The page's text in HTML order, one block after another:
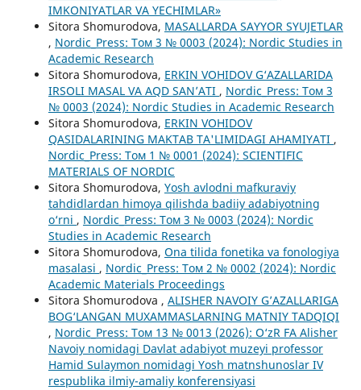
IMKONIYATLAR VA YECHIMLAR»
Sitora Shomurodova, MASALLARDA SAYYOR SYUJETLAR
, Nordic_Press: Том 3 № 0003 (2024): Nordic Studies in
Academic Research
Sitora Shomurodova, ERKIN VOHIDOV G‘AZALLARIDA
IRSOLI MASAL VA AQD SAN’ATI , Nordic_Press: Том 3
№ 0003 (2024): Nordic Studies in Academic Research
Sitora Shomurodova, ERKIN VOHIDOV
QASIDALARINING MAKTAB TA'LIMIDAGI AHAMIYATI ,
Nordic_Press: Том 1 № 0001 (2024): SCIENTIFIC
MATERIALS OF NORDIC
Sitora Shomurodova, Yosh avlodni mafkuraviy
tahdidlardan himoya qilishda badiiy adabiyotning
o‘rni , Nordic_Press: Том 3 № 0003 (2024): Nordic
Studies in Academic Research
Sitora Shomurodova, Ona tilida fonetika va fonologiya
masalasi , Nordic_Press: Том 2 № 0002 (2024): Nordic
Academic Materials Proceedings
Sitora Shomurodova , ALISHER NAVOIY G’AZALLARIGA
BOG‘LANGAN MUXAMMASLARNING MATNIY TADQIQI
, Nordic_Press: Том 13 № 0013 (2026): O‘zR FA Alisher
Navoiy nomidagi Davlat adabiyot muzeyi professor
Hamid Sulaymon nomidagi Yosh matnshunoslar IV
respublika ilmiy-amaliy konferensiyasi